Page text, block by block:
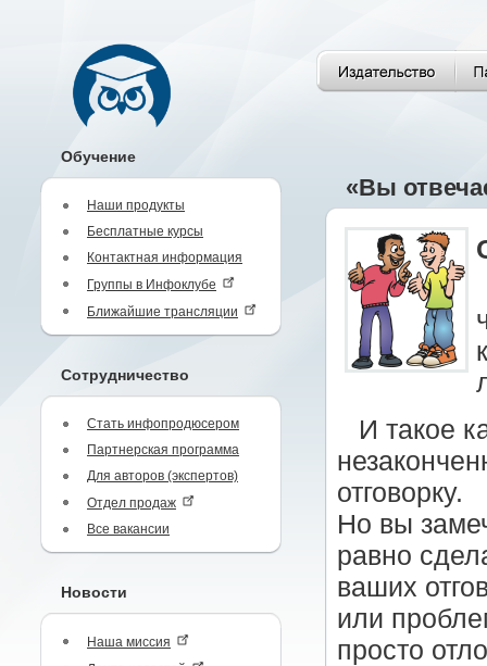
Обучение
Наши продукты
Бесплатные курсы
Контактная информация
Группы в Инфоклубе
Ближайшие трансляции
Сотрудничество
Стать инфопродюсером
Партнерская программа
Для авторов (экспертов)
Отдел продаж
Все вакансии
Новости
Наша миссия
«Вы
И такое
отговорку.
Но вы
равно
ваших
или
просто